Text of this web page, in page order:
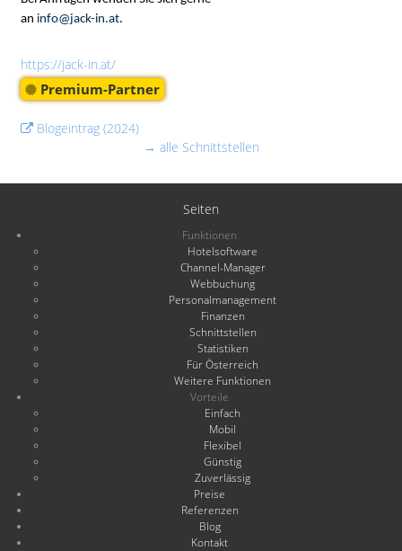
an info@jack-in.at.
https://jack-in.at/
Premium-Partner
Blogeintrag (2024)
→ alle Schnittstellen
Seiten
Funktionen
Hotelsoftware
Channel-Manager
Webbuchung
Personalmanagement
Finanzen
Schnittstellen
Statistiken
Für Österreich
Weitere Funktionen
Vorteile
Einfach
Mobil
Flexibel
Günstig
Zuverlässig
Preise
Referenzen
Blog
Kontakt